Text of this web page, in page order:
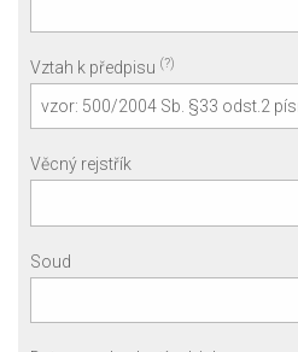
Vztah k předpisu (?)
Věcný rejstřík
Soud